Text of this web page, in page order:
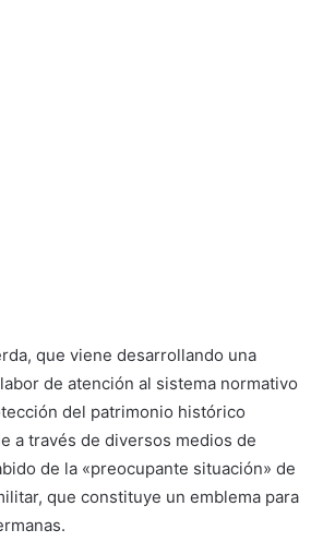
que viene desarrollando una
de atención al sistema normativo
del patrimonio histórico
a través de diversos medios de
de la «preocupante situación» de
que constituye un emblema para